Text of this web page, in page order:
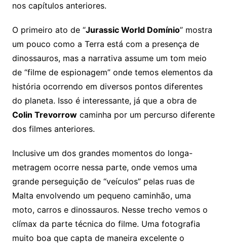
nos capítulos anteriores.
O primeiro ato de “Jurassic World Domínio” mostra
um pouco como a Terra está com a presença de
dinossauros, mas a narrativa assume um tom meio
de “filme de espionagem” onde temos elementos da
história ocorrendo em diversos pontos diferentes
do planeta. Isso é interessante, já que a obra de
Colin Trevorrowcaminha por um percurso diferente
dos filmes anteriores.
Inclusive um dos grandes momentos do longa-
metragem ocorre nessa parte, onde vemos uma
grande perseguição de “veículos” pelas ruas de
Malta envolvendo um pequeno caminhão, uma
moto, carros e dinossauros. Nesse trecho vemos o
clímax da parte técnica do filme. Uma fotografia
muito boa que capta de maneira excelente o